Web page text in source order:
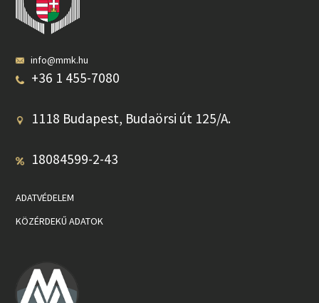
info@mmk.hu
+36 1 455-7080
1118 Budapest, Budaörsi út 125/A.
18084599-2-43
ADATVÉDELEM
KÖZÉRDEKŰ ADATOK